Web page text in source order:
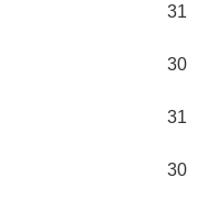
31
30
31
30